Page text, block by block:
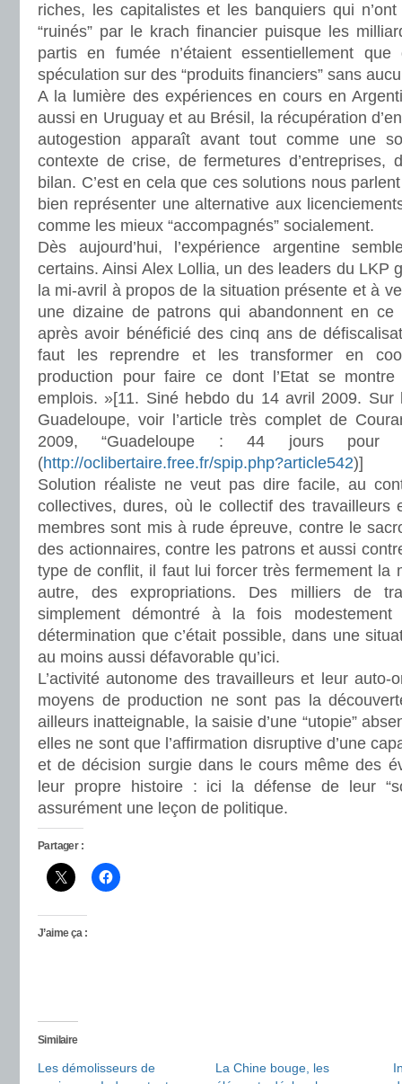
riches, les capitalistes et les banquiers qui
“ruinés” par le krach financier puisque les
partis en fumée n’étaient essentiellement
spéculation sur des “produits financiers” sans
A la lumière des expériences en cours en
aussi en Uruguay et au Brésil, la récupération
autogestion apparaît avant tout comme une
contexte de crise, de fermetures d’entreprises,
bilan. C’est en cela que ces solutions nous
bien représenter une alternative aux
comme les mieux “accompagnés” socialement.
Dès aujourd’hui, l’expérience argentine
certains. Ainsi Alex Lollia, un des leaders du LKP
la mi-avril à propos de la situation présente et à
une dizaine de patrons qui abandonnent en ce
après avoir bénéficié des cinq ans de
faut les reprendre et les transformer en
production pour faire ce dont l’Etat se
emplois. »[11. Siné hebdo du 14 avril 2009. Sur
Guadeloupe, voir l’article très complet de
2009, “Guadeloupe : 44 jours pour
(http://oclibertaire.free.fr/spip.php?article542)]
Solution réaliste ne veut pas dire facile, au
collectives, dures, où le collectif des travailleurs
membres sont mis à rude épreuve, contre le
des actionnaires, contre les patrons et aussi
type de conflit, il faut lui forcer très fermement la
autre, des expropriations. Des milliers de
simplement démontré à la fois
détermination que c’était possible, dans une
au moins aussi défavorable qu’ici.
L’activité autonome des travailleurs et leur auto-
moyens de production ne sont pas la
ailleurs inatteignable, la saisie d’une “utopie”
elles ne sont que l’affirmation disruptive d’une
et de décision surgie dans le cours même des
leur propre histoire : ici la défense de leur
assurément une leçon de politique.
Partager :
J’aime ça :
Similaire
Les démolisseurs de
La Chine bouge, les